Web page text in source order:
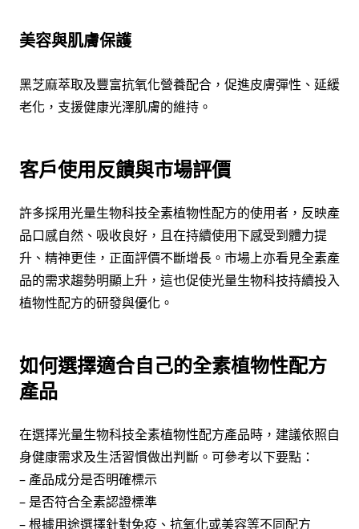
美容與肌膚保護
黑芝麻萃取及豐富抗氧化營養配合，促進皮膚彈性、延緩
老化，支援健康光澤肌膚的維持。
客戶使用反饋與市場評價
許多採用光量生物科技全素植物性配方的使用者，反映產
品口感自然、吸收良好，且在持續使用下感受到體力提
升、精神更佳，正面評價不斷增長。市場上亦看見全素產
品的需求趨勢明顯上升，這也促使光量生物科技持續投入
植物性配方的研發與優化。
如何選擇適合自己的全素植物性配方
產品
在選擇光量生物科技全素植物性配方產品時，建議依照自
身健康需求及生活習慣做出判斷。可參考以下要點：
– 產品成分是否明確標示
– 是否符合全素認證標準
– 根據用途選擇針對免疫、抗氧化或美容等不同配方